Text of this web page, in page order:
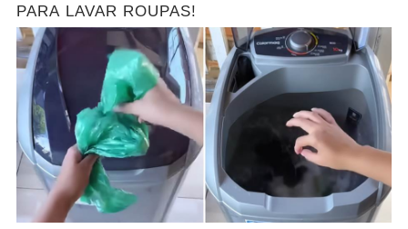
PARA LAVAR ROUPAS!